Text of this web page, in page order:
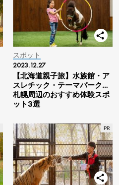
スポット
2023.12.27
【北海道親子旅】水族館・ア
スレチック・テーマパーク…
札幌周辺のおすすめ体験スポ
ット3選